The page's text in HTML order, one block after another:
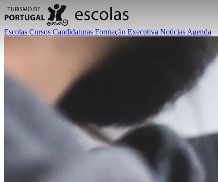
Escolas Cursos Candidaturas Formação Executiva Notícias Agenda